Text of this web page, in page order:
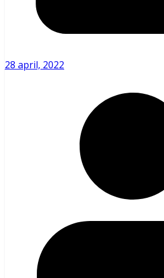
28 april, 2022